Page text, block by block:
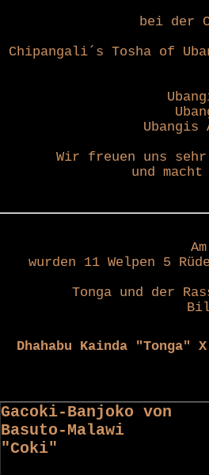
bei der
Chipangali´s Tosha of
Ubangis
Wir freuen uns
und
wurden 11 Welpen 5
Tonga und der
Dhahabu Kainda "Tonga"
Gacoki-Banjoko von
Basuto-Malawi
"Coki"